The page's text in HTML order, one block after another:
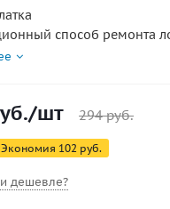
способ ремонта
– жидкая латка.
количество
накачиваем лодку и
/шт 294руб.
Экономия 102 руб.
дешевле?